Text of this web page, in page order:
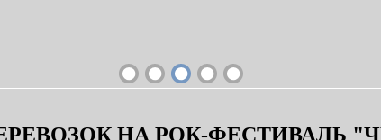
НА РОК-ФЕСТИВАЛЬ